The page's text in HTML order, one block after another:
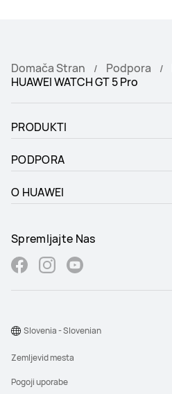
Domača Stran Podpora
HUAWEI WATCH GT 5 Pro
PRODUKTI
PODPORA
O HUAWEI
Spremljajte Nas
Zemljevid mesta
Pogoji uporabe
Slovenia - Slovenian